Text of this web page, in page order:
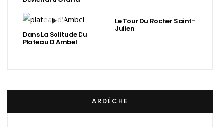
Dans La Solitude Du
Plateau D’Ambel
Le Tour Du Rocher Saint-
Julien
ARDÈCHE